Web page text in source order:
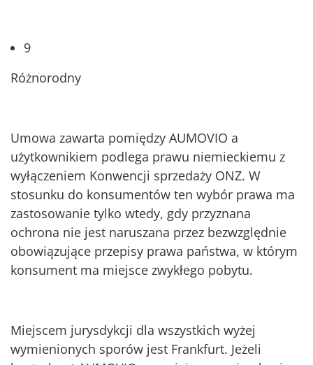
9
Różnorodny
Umowa zawarta pomiędzy AUMOVIO a
użytkownikiem podlega prawu niemieckiemu z
wyłączeniem Konwencji sprzedaży ONZ. W
stosunku do konsumentów ten wybór prawa ma
zastosowanie tylko wtedy, gdy przyznana
ochrona nie jest naruszana przez bezwzględnie
obowiązujące przepisy prawa państwa, w którym
konsument ma miejsce zwykłego pobytu.
Miejscem jurysdykcji dla wszystkich wyżej
wymienionych sporów jest Frankfurt. Jeżeli